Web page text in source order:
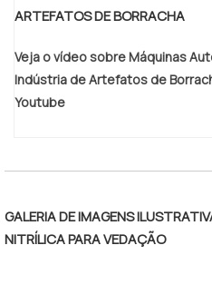
onde são realizadas
demandas. Tudo isso,
equipe com
profissionais com vasta
produtos!.
ARTEFATOS DE BORRACHA
Veja o vídeo sobre Máquinas
Indústria de Artefatos de
Youtube
GALERIA DE IMAGENS
NITRÍLICA PARA VEDAÇÃO